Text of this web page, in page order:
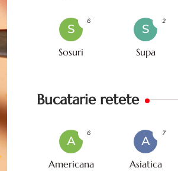
S
Sosuri
6
S
Supa
2
Bucatarie retete
A
Americana
6
A
Asiatica
7